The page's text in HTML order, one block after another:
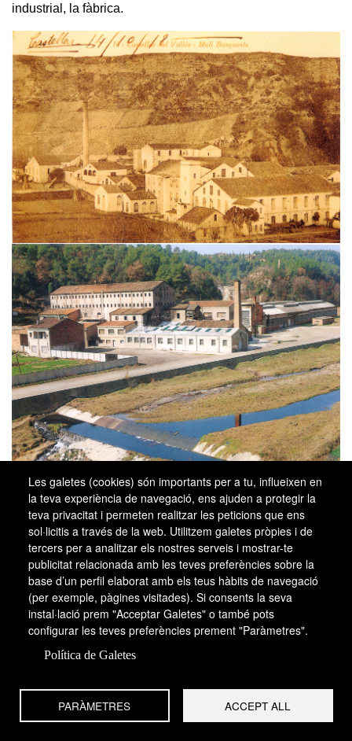
industrial, la fàbrica.
El molí d’en Busquets, a Castellar del Vallès
(a dalt), i el molí d’en Mornau, a Sabadell (a
baix). El riu Ripoll, malgrat el seu escàs cabal,
fou el tercer riu de Catalunya pel que feia a la
potència energètica, dedicada a la indústria
tèxtil. La indústria llanera aprofità la
infrastructura existent, formada pels molins
bataners i per la indústria paperera.
L’esforç inversor en capital fix —màquines, instal·lacions i
L’empresa sabadellenca Pau Turull i Fill invertí entre 1819
i 1825 unes 13.904 lliures, de les quals 8.257 (59 per cent)
Les galetes (cookies) són importants per a tu, influeixen en
la teva experiència de navegació, ens ajuden a protegir la
teva privacitat i permeten realitzar les peticions que ens
sol·licitis a través de la web. Utilitzem galetes pròpies i de
tercers per a analitzar els nostres serveis i mostrar-te
publicitat relacionada amb les teves preferències sobre la
base d’un perfil elaborat amb els teus hàbits de navegació
(per exemple, pàgines visitades). Si consents la seva
instal·lació prem "Acceptar Galetes" o també pots
configurar les teves preferències prement "Paràmetres".
Política de Galetes
PARÀMETRES ACCEPT ALL